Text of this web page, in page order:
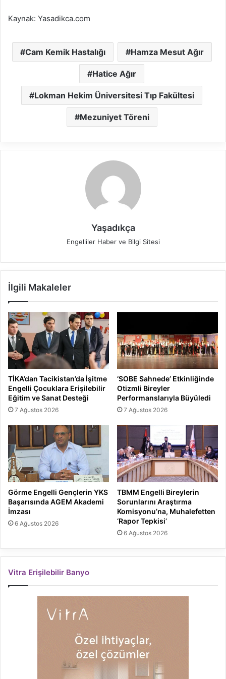
Kaynak: Yasadikca.com
Cam Kemik Hastalığı Hamza Mesut Ağır
Hatice Ağır
Lokman Hekim Üniversitesi Tıp Fakültesi
Mezuniyet Töreni
Yaşadıkça
Engelliler Haber ve Bilgi Sitesi
İlgili Makaleler
TİKA’dan Tacikistan’da İşitme
Engelli Çocuklara Erişilebilir
Eğitim ve Sanat Desteği
7 Ağustos 2026
‘SOBE Sahnede’ Etkinliğinde
Otizmli Bireyler
Performanslarıyla Büyüledi
7 Ağustos 2026
Görme Engelli Gençlerin YKS
Başarısında AGEM Akademi
İmzası
6 Ağustos 2026
TBMM Engelli Bireylerin
Sorunlarını Araştırma
Komisyonu’na, Muhalefetten
‘Rapor Tepkisi’
6 Ağustos 2026
Vitra Erişilebilir Banyo